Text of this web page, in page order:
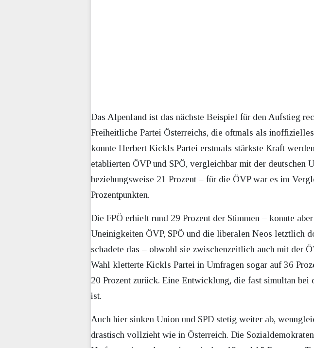
Das Alpenland ist das nächste Beispiel für den Aufstieg
Freiheitliche Partei Österreichs, die oftmals als
konnte Herbert Kickls Partei erstmals stärkste Kraft
etablierten ÖVP und SPÖ, vergleichbar mit der deutschen
beziehungsweise 21 Prozent – für die ÖVP war es im
Prozentpunkten.
Die FPÖ erhielt rund 29 Prozent der Stimmen – konnte
Uneinigkeiten ÖVP, SPÖ und die liberalen Neos letztlich
schadete das – obwohl sie zwischenzeitlich auch mit der
Wahl kletterte Kickls Partei in Umfragen sogar auf 36
20 Prozent zurück. Eine Entwicklung, die fast simultan
ist.
Auch hier sinken Union und SPD stetig weiter ab,
drastisch vollzieht wie in Österreich. Die